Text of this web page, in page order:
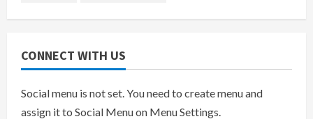
CONNECT WITH US
Social menu is not set. You need to create menu and
assign it to Social Menu on Menu Settings.